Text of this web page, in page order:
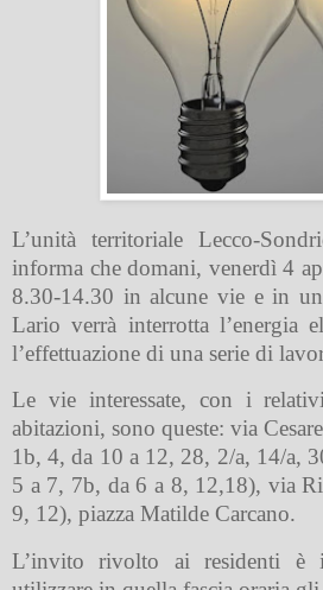
L’unità territoriale Lecco-
informa che domani, venerdì 4
8.30-14.30 in alcune vie e in
Lario verrà interrotta l’energia
l’effettuazione di una serie di
Le vie interessate, con i
abitazioni, sono queste: via
1b, 4, da 10 a 12, 28, 2/a, 14/a,
5 a 7, 7b, da 6 a 8, 12,18), via
9, 12), piazza Matilde Carcano.
L’invito rivolto ai residenti è